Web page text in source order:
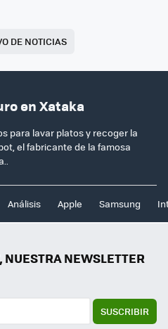
DE NOTICIAS
en Xataka
para lavar platos y recoger la
el fabricante de la famosa
Análisis Apple Samsung
NEWSLETTER
SUSCRIBIR